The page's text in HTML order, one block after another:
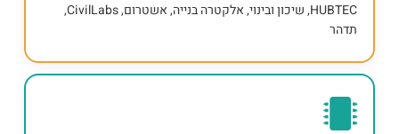
HUBTEC, שיכון ובינוי, אלקטרה בנייה, אשטרום, CivilLabs,
תדהר